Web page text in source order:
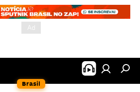
Brasil